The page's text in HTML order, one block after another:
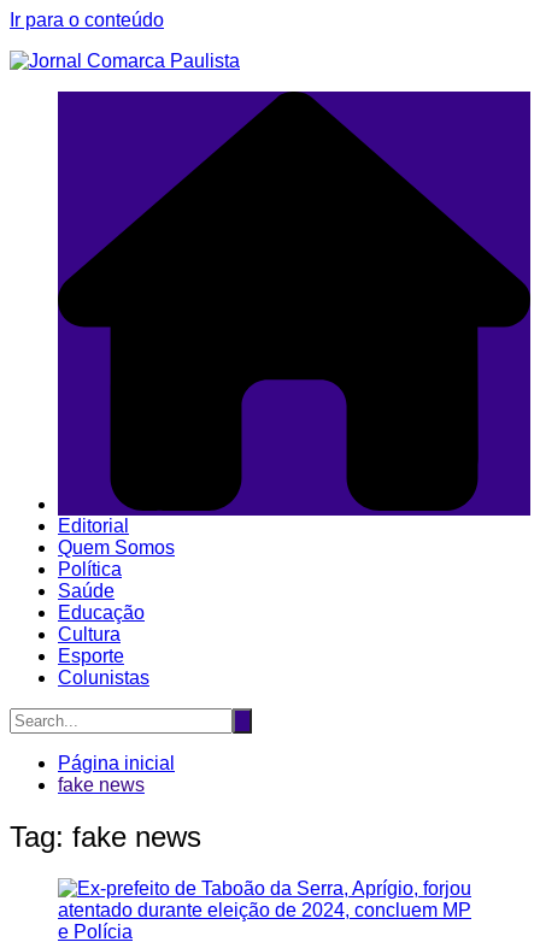
Ir para o conteúdo
Editorial
Quem Somos
Política
Saúde
Educação
Cultura
Esporte
Colunistas
Página inicial
fake news
Tag: fake news